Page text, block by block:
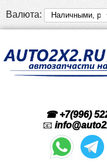
Валюта:
☎ +7(996)
📧